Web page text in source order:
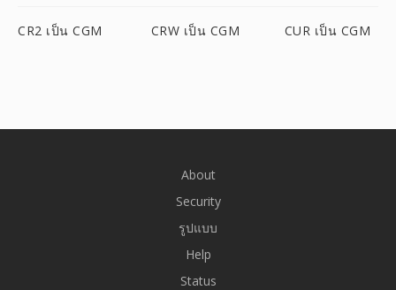
CR2 เป็น CGM CRW เป็น CGM CUR เป็น CGM
About
Security
รูปแบบ
Help
Status